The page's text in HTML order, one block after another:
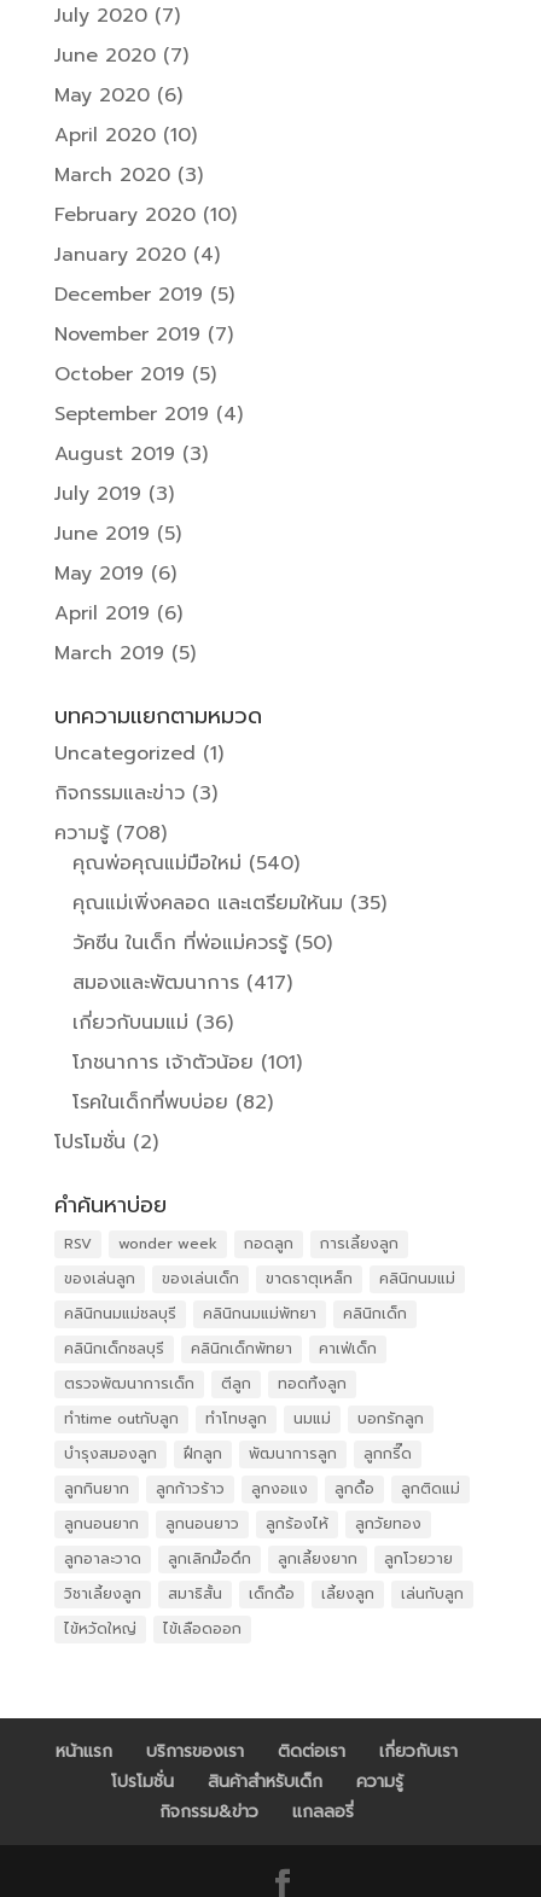
July 2020(7)
June 2020(7)
May 2020(6)
April 2020(10)
March 2020(3)
February 2020(10)
January 2020(4)
December 2019 (5)
November 2019 (7)
October 2019 (5)
September 2019 (4)
August 2019 (3)
July 2019 (3)
June 2019 (5)
May 2019 (6)
April 2019 (6)
March 2019 (5)
บทความแยกตามหมวด
Uncategorized (1)
กิจกรรมและข่าว(3)
ความรู้(708)
คุณพ่อคุณแม่มือใหม่ (540)
คุณแม่เพิ่งคลอด และเตรียมให้นม (35)
วัคซีน ในเด็ก ที่พ่อแม่ควรรู้(50)
สมองและพัฒนาการ(417)
เกี่ยวกับนมแม่ (36)
โภชนาการ เจ้าตัวน้อย (101)
โรคในเด็กที่พบบ่อย (82)
โปรโมชั่น (2)
คำค้นหาบ่อย
RSV wonder week กอดลูก
การเลี้ยงลูก
ของเล่นลูก
ของเล่นเด็ก ขาดธาตุเหล็ก
คลินิกนมแม่
คลินิกนมแม่ชลบุรี
คลินิกนมแม่พัทยา
คลินิกเด็ก
คลินิกเด็กชลบุรี
คลินิกเด็กพัทยา
คาเฟ่เด็ก
ตรวจพัฒนาการเด็ก
ตีลูก
ทอดทิ้งลูก
ทำtime outกับลูก
ทำโทษลูก นมแม่
บอกรักลูก
บำรุงสมองลูก
ฝึกลูก พัฒนาการลูก
ลูกกรี๊ด
ลูกกินยาก
ลูกก้าวร้าว ลูกงอแง ลูกดื้อ
ลูกติดแม่
ลูกนอนยาก
ลูกนอนยาว ลูกร้องไห้
ลูกวัยทอง
ลูกอาละวาด
ลูกเลิกมื้อดึก ลูกเลี้ยงยาก
ลูกโวยวาย
วิชาเลี้ยงลูก
สมาธิสั้น เด็กดื้อ เลี้ยงลูก
เล่นกับลูก
ไข้หวัดใหญ่
ไข้เลือดออก
หน้าแรก บริการของเรา ติดต่อเรา
เกี่ยวกับเรา
โปรโมชั่น
สินค้าสำหรับเด็ก
ความรู้
กิจกรรม&ข่าว
แกลลอรี่